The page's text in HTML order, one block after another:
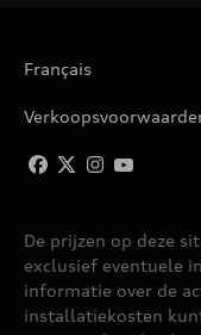
Français
De prijzen op deze
exclusief eventuele
informatie over de
installatiekosten